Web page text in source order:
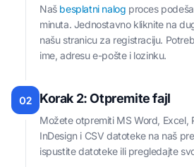
Naš besplatni nalog proces
minuta. Jednostavno kliknite na
našu stranicu za registraciju.
ime, adresu e-pošte i lozinku.
02 Korak 2: Otpremite fajl
Možete otpremiti MS Word, Excel,
InDesign i CSV datoteke na naš
ispustite datoteke ili pregledajte